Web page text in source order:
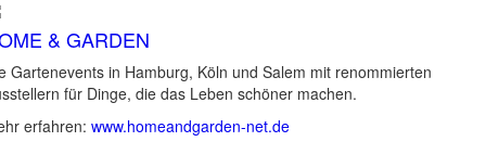
& GARDEN
Gartenevents in Hamburg, Köln und Salem mit renommierten
für Dinge, die das Leben schöner machen.
erfahren: www.homeandgarden-net.de